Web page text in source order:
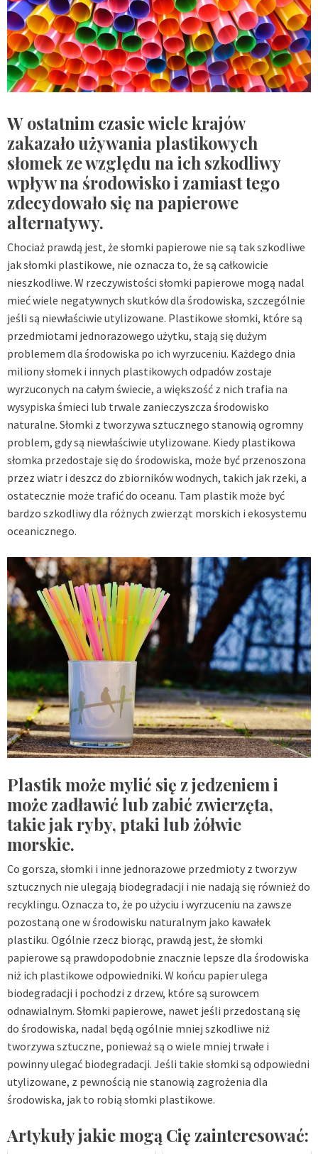
W ostatnim czasie wiele krajów
zakazało używania plastikowych
słomek ze względu na ich szkodliwy
wpływ na środowisko i zamiast tego
zdecydowało się na papierowe
alternatywy.
Chociaż prawdą jest, że słomki papierowe nie są tak szkodliwe
jak słomki plastikowe, nie oznacza to, że są całkowicie
nieszkodliwe. W rzeczywistości słomki papierowe mogą nadal
mieć wiele negatywnych skutków dla środowiska, szczególnie
jeśli są niewłaściwie utylizowane. Plastikowe słomki, które są
przedmiotami jednorazowego użytku, stają się dużym
problemem dla środowiska po ich wyrzuceniu. Każdego dnia
miliony słomek i innych plastikowych odpadów zostaje
wyrzuconych na całym świecie, a większość z nich trafia na
wysypiska śmieci lub trwale zanieczyszcza środowisko
naturalne. Słomki z tworzywa sztucznego stanowią ogromny
problem, gdy są niewłaściwie utylizowane. Kiedy plastikowa
słomka przedostaje się do środowiska, może być przenoszona
przez wiatr i deszcz do zbiorników wodnych, takich jak rzeki, a
ostatecznie może trafić do oceanu. Tam plastik może być
bardzo szkodliwy dla różnych zwierząt morskich i ekosystemu
oceanicznego.
Plastik może mylić się z jedzeniem i
może zadławić lub zabić zwierzęta,
takie jak ryby, ptaki lub żółwie
morskie.
Co gorsza, słomki i inne jednorazowe przedmioty z tworzyw
sztucznych nie ulegają biodegradacji i nie nadają się również do
recyklingu. Oznacza to, że po użyciu i wyrzuceniu na zawsze
pozostaną one w środowisku naturalnym jako kawałek
plastiku. Ogólnie rzecz biorąc, prawdą jest, że słomki
papierowe są prawdopodobnie znacznie lepsze dla środowiska
niż ich plastikowe odpowiedniki. W końcu papier ulega
biodegradacji i pochodzi z drzew, które są surowcem
odnawialnym. Słomki papierowe, nawet jeśli przedostaną się
do środowiska, nadal będą ogólnie mniej szkodliwe niż
tworzywa sztuczne, ponieważ są o wiele mniej trwałe i
powinny ulegać biodegradacji. Jeśli takie słomki są odpowiedni
utylizowane, z pewnością nie stanowią zagrożenia dla
środowiska, jak to robią słomki plastikowe.
Artykuły jakie mogą Cię zainteresować: